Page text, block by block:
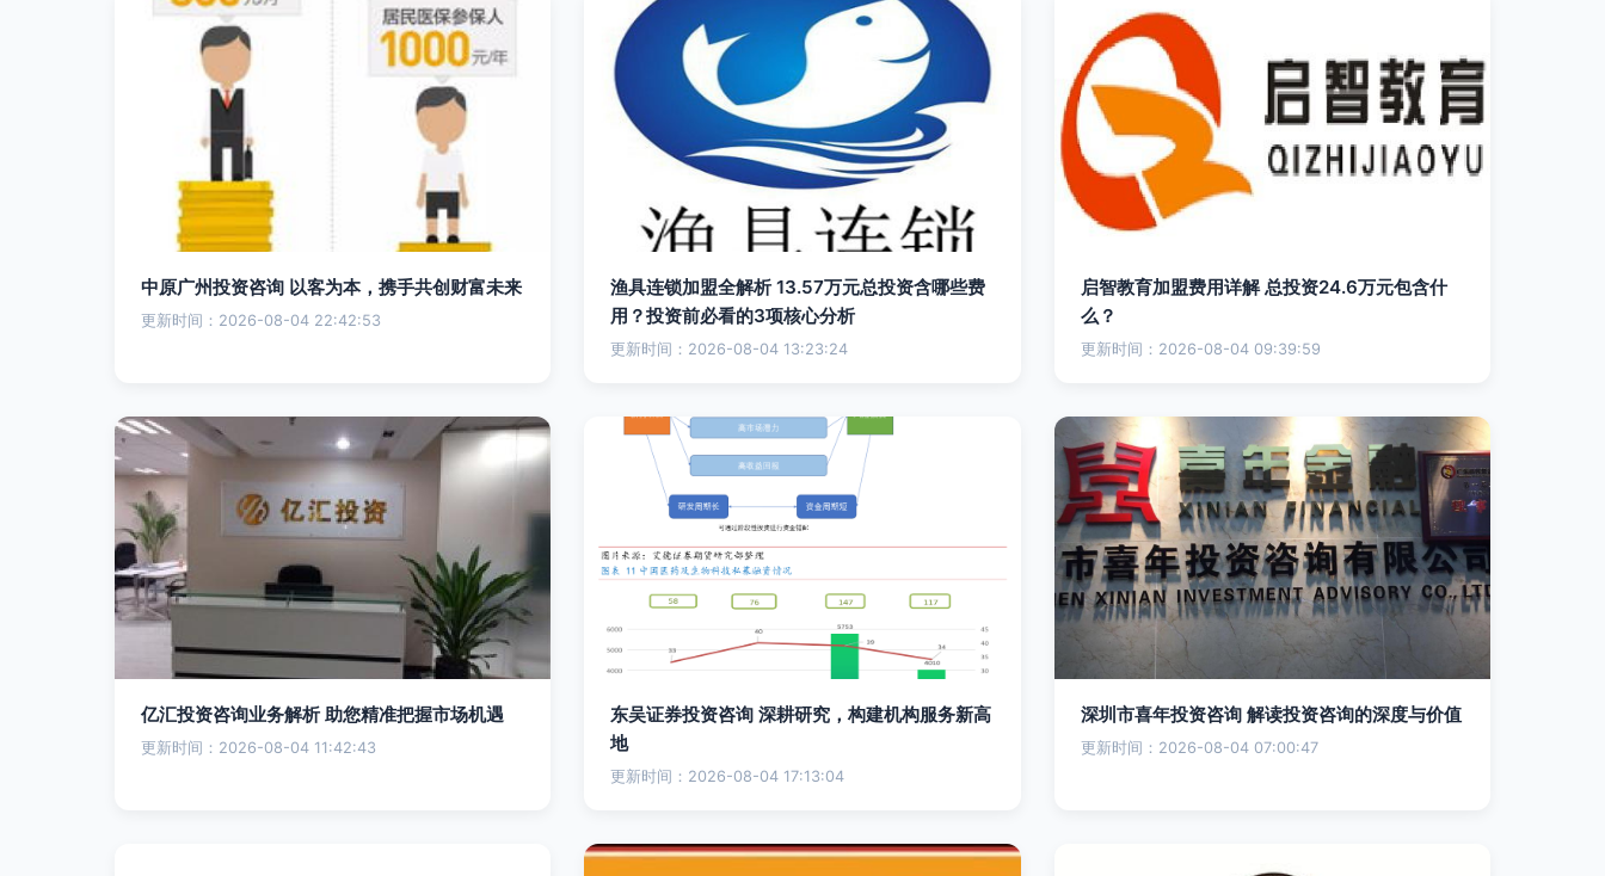
中原广州投资咨询 以客为本，携手共创财富未来
更新时间：2026-08-04 22:42:53
渔具连锁加盟全解析 13.57万元总投资含哪些费
用？投资前必看的3项核心分析
更新时间：2026-08-04 13:23:24
启智教育加盟费用详解 总投资24.6万元包含什
么？
更新时间：2026-08-04 09:39:59
亿汇投资咨询业务解析 助您精准把握市场机遇
更新时间：2026-08-04 11:42:43
东吴证券投资咨询 深耕研究，构建机构服务新高
地
更新时间：2026-08-04 17:13:04
深圳市喜年投资咨询 解读投资咨询的深度与价值
更新时间：2026-08-04 07:00:47